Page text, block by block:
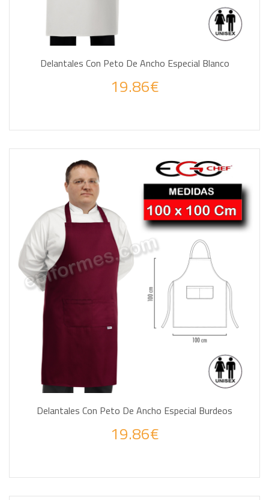
Delantales Con Peto De Ancho Especial Blanco
19.86€
Delantales Con Peto De Ancho Especial Burdeos
19.86€